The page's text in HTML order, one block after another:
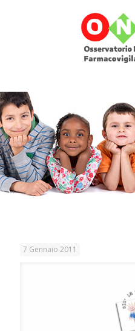
7 Gennaio 2011